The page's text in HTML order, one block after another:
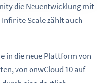
die Neuentwicklung mit
Scale zählt auch
in die neue Plattform von
von onwCloud 10 auf